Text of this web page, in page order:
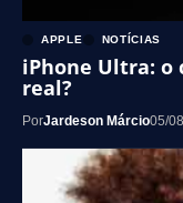
APPLE NOTÍCIAS
iPhone Ultra: o
real?
PorJardeson Márcio05/